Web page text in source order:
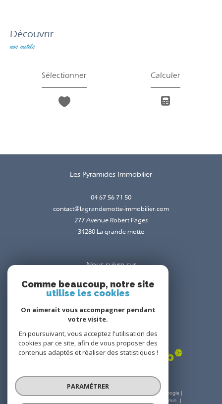
découvrir
nos outils
Sélectionner Calculer
Les Pyramides Immobilier
04 67 56 71 50
contact@lagrandemotte-immobilier.com
277 Avenue Robert Fages
34280 la grande-motte
Nous suivre sur
Adhérents
© 2026 | Tous droits réservés | Traduction powered by Google |
Admin
Comme beaucoup, notre site
utilise les cookies
On aimerait vous accompagner pendant
votre visite.
En poursuivant, vous acceptez l'utilisation des
cookies par ce site, afin de vous proposer des
contenus adaptés et réaliser des statistiques !
PARAMÉTRER